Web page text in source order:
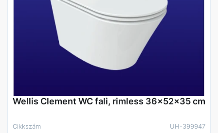
Wellis Clement WC fali, rimless 36x52x35 cm
Cikkszám
UH-399947